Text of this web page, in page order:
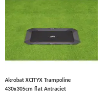
Akrobat XCITYX Trampoline
430x305cm flat Antraciet